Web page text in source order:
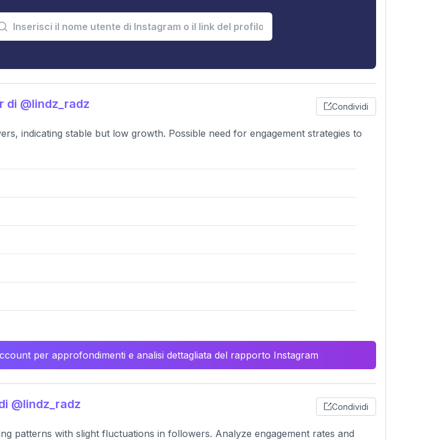
di @lindz_radz Condividi
indicating stable but low growth. Possible need for engagement strategies to
per approfondimenti e analisi dettagliata del rapporto Instagram
@lindz_radz Condividi
patterns with slight fluctuations in followers. Analyze engagement rates and